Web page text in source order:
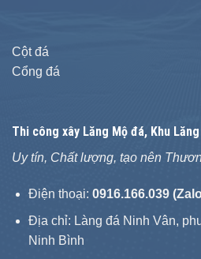
Cột đá
Cổng đá
Thi công xây Lăng Mộ đá, Khu
Uy tín, Chất lượng, tạo nên
Điện thoại: 0916.166.039
Địa chỉ: Làng đá Ninh Vân,
Ninh Bình